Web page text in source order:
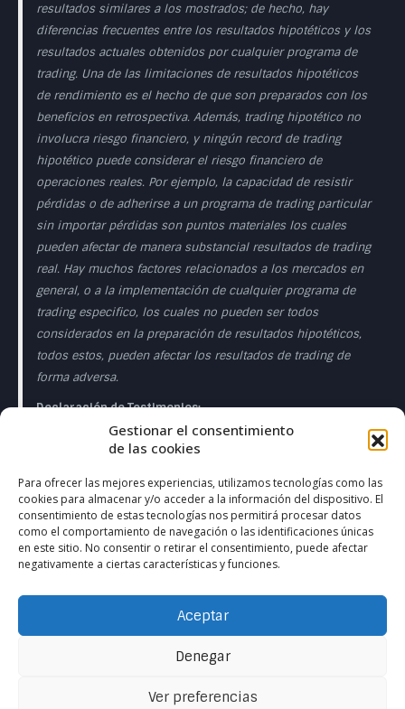
Gestionar el consentimiento
de las cookies
Para ofrecer las mejores experiencias, utilizamos tecnologías como las
cookies para almacenar y/o acceder a la información del dispositivo. El
consentimiento de estas tecnologías nos permitirá procesar datos
como el comportamiento de navegación o las identificaciones únicas
en este sitio. No consentir o retirar el consentimiento, puede afectar
negativamente a ciertas características y funciones.
Aceptar
Denegar
Ver preferencias
resultados similares a los mostrados; de hecho, hay
diferencias frecuentes entre los resultados hipotéticos y los
resultados actuales obtenidos por cualquier programa de
trading. Una de las limitaciones de resultados hipotéticos
de rendimiento es el hecho de que son preparados con los
beneficios en retrospectiva. Además, trading hipotético no
involucra riesgo financiero, y ningún record de trading
hipotético puede considerar el riesgo financiero de
operaciones reales. Por ejemplo, la capacidad de resistir
pérdidas o de adherirse a un programa de trading particular
sin importar pérdidas son puntos materiales los cuales
pueden afectar de manera substancial resultados de trading
real. Hay muchos factores relacionados a los mercados en
general, o a la implementación de cualquier programa de
trading especifico, los cuales no pueden ser todos
considerados en la preparación de resultados hipotéticos,
todos estos, pueden afectar los resultados de trading de
forma adversa.
Declaración de Testimonios:
Los testimonios que aparecen en esta página web pueden
garantía de rendimiento o éxito en el futuro.
Declaración de la Sala de Operaciones en Directo:
Esta presentación sólo tiene fines educativos y las
opiniones expresadas son las del presentador del
considerarse hipotéticas y no debe esperarse que se